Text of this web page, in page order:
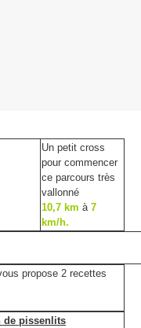
Un petit cross
pour commencer
ce parcours très
vallonné
10,7 km à 7
km/h.
propose 2 recettes
de pissenlits